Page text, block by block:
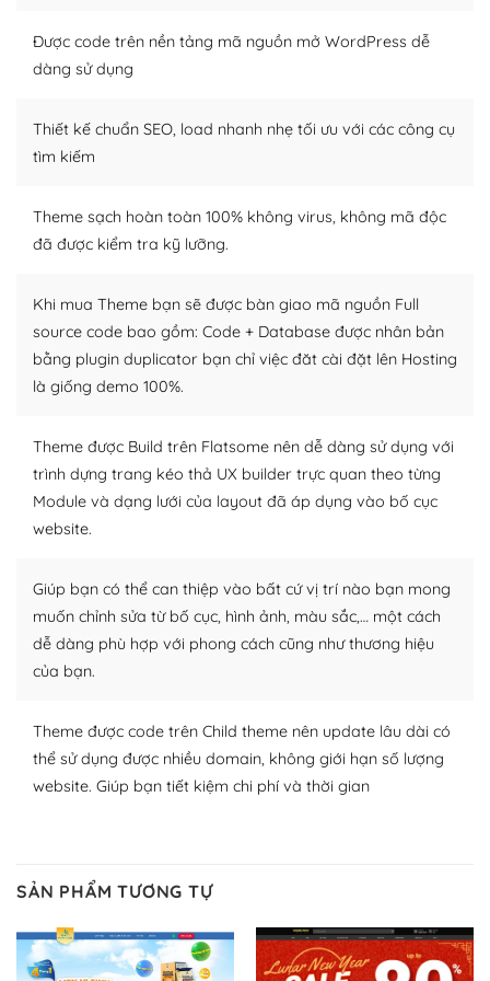
tìm kiếm chúng trên Internet hoặc nhờ chuyên gia.
Dễ dàng tùy chỉnh trên WordPress
– Sở hữu một cộng đồng lớn, sẵn sàng hỗ trợ
người cuồng tín WordPress.
kiếm những cộng đồng WordPress, họ sẽ giúp bạn trả
lời, giải đáp vấn đề của bạn.
Cộng đồng sử dụng WordPress sẵn sàng hỗ trợ bạn
Plugin mở rộng là thành phần cài đặt thêm vào
WordPress để tăng thêm các tính năng cần thiết. Có
nhiều plugin trả phí hoặc miễn phí.
plugin của WordPress rất phong phú. Bạn có thể thỏa
thích chọn lựa plugin và themes phù hợp cho mục đích
lập website của mình.
WordPress đa dạng plugin và themes
– Dễ sử dụng
Với mọi Hosting bất kỳ thì WordPress đều có thể dễ
dàng thiết lập vì thực tế nó đã cung cấp khoảng 60%
trang web WordPress của bạn.
Dễ dàng lựa chọn Hosting cho website WordPress
Được code trên nền tảng mã nguồn mở WordPress dễ
dàng sử dụng
Thiết kế chuẩn SEO, load nhanh nhẹ tối ưu với các công cụ
tìm kiếm
Theme sạch hoàn toàn 100% không virus, không mã độc
đã được kiểm tra kỹ lưỡng.
Khi mua Theme bạn sẽ được bàn giao mã nguồn Full
source code bao gồm: Code + Database được nhân bản
bằng plugin duplicator bạn chỉ việc đăt cài đặt lên Hosting
là giống demo 100%.
Theme được Build trên Flatsome nên dễ dàng sử dụng với
trình dựng trang kéo thả UX builder trực quan theo từng
Module và dạng lưới của layout đã áp dụng vào bố cục
website.
Giúp bạn có thể can thiệp vào bất cứ vị trí nào bạn mong
muốn chỉnh sửa từ bố cục, hình ảnh, màu sắc,… một cách
dễ dàng phù hợp với phong cách cũng như thương hiệu
của bạn.
Theme được code trên Child theme nên update lâu dài có
thể sử dụng được nhiều domain, không giới hạn số lượng
website. Giúp bạn tiết kiệm chi phí và thời gian
SẢN PHẨM TƯƠNG TỰ